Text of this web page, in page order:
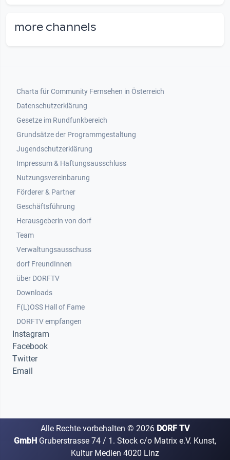
more channels
Footer 1
Charta für Community Fernsehen in Österreich
Datenschutzerklärung
Gesetze im Rundfunkbereich
Grundsätze der Programmgestaltung
Jugendschutzerklärung
Impressum & Haftungsausschluss
Nutzungsvereinbarung
Footer 2
Förderer & Partner
Geschäftsführung
Herausgeberin von dorf
Team
Verwaltungsausschuss
dorf FreundInnen
Footer 3
über DORFTV
Downloads
F(L)OSS Hall of Fame
Footer 4
DORFTV empfangen
Instagram
Facebook
Twitter
Email
Alle Rechte vorbehalten © 2026 DORF TV
GmbH Gruberstrasse 74 / 1. Stock c/o Matrix e.V. Kunst,
Kultur Medien 4020 Linz